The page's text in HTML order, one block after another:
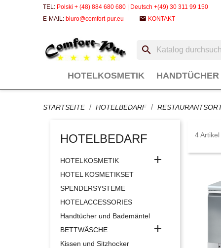
TEL: Polski + (48) 884 680 680 | Deutsch +(49) 30 311 99 150
E-MAIL: biuro@comfort-pur.eu email KONTAKT
search
HOTELKOSMETIK
STARTSEITE HOTELBEDARF
HOTELBEDARF
HOTELKOSMETIK 
HOTEL KOSMETIKSET
SPENDERSYSTEME
HOTELACCESSORIES
Handtücher und Bademäntel
BETTWÄSCHE

Kissen und Sitzhocker
4